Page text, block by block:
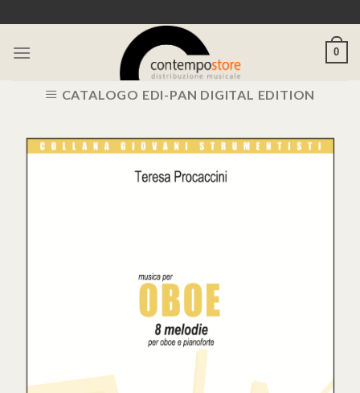
to
content
0
CATALOGO EDI-PAN DIGITAL EDITION